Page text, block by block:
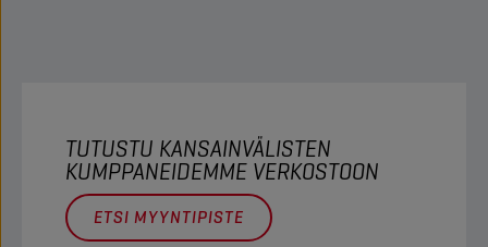
TUTUSTU KANSAINVÄLISTEN
KUMPPANEIDEMME VERKOSTOON
ETSI MYYNTIPISTE